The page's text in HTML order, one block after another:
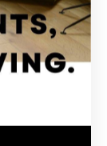
ールの蓄積を放
れます。
し、取扱説明
全かつ快適な